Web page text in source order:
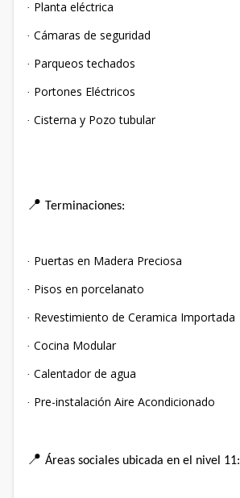
· Planta eléctrica
· Cámaras de seguridad
· Parqueos techados
· Portones Eléctricos
· Cisterna y Pozo tubular
📍 Terminaciones:
· Puertas en Madera Preciosa
· Pisos en porcelanato
· Revestimiento de Ceramica Importada
· Cocina Modular
· Calentador de agua
· Pre-instalación Aire Acondicionado
📍 Áreas sociales ubicada en el nivel 11: